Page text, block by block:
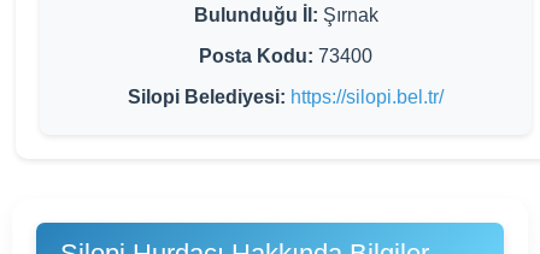
Bulunduğu İl: Şırnak
Posta Kodu: 73400
Silopi Belediyesi: https://silopi.bel.tr/